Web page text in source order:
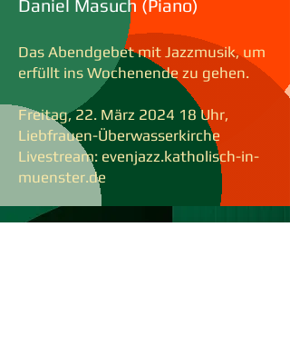
Daniel Masuch (Piano)
Das Abendgebet mit Jazzmusik, um
erfüllt ins Wochenende zu gehen.
Freitag, 22. März 2024 18 Uhr,
Liebfrauen-Überwasserkirche
Livestream: evenjazz.katholisch-in-
muenster.de